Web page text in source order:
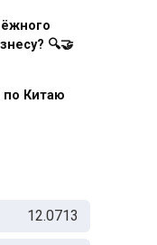
🔍🤝
Китаю
12.0713